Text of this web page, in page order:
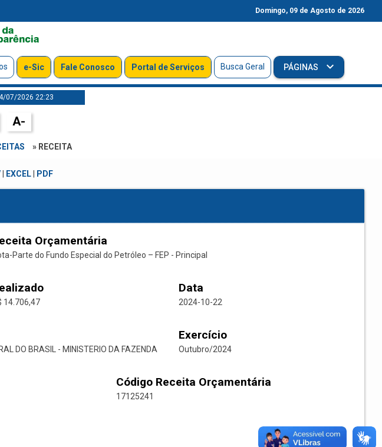
Domingo, 09 de Agosto de 2026
e-Sic Fale Conosco Portal de Serviços Busca Geral PÁGINAS
07/2026 22:23
A-
» RECEITA
| EXCEL| PDF
Orçamentária
Parte do Fundo Especial do Petróleo – FEP - Principal
14.706,47
Data
2024-10-22
DO BRASIL - MINISTERIO DA FAZENDA
Exercício
Outubro/2024
Código Receita Orçamentária
17125241